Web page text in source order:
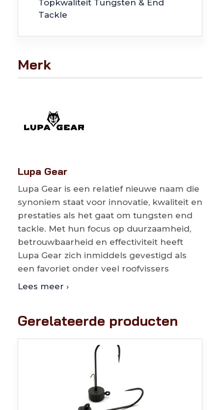
Topkwaliteit Tungsten & End
Tackle
Merk
Lupa Gear
Lupa Gear is een relatief nieuwe naam die
synoniem staat voor innovatie, kwaliteit en
prestaties als het gaat om tungsten end
tackle. Met hun focus op duurzaamheid,
betrouwbaarheid en effectiviteit heeft
Lupa Gear zich inmiddels gevestigd als
een favoriet onder veel roofvissers
Lees meer ›
Gerelateerde producten